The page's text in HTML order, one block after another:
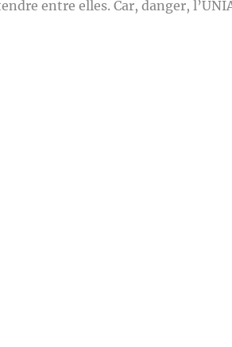
entre elles. Car, danger,